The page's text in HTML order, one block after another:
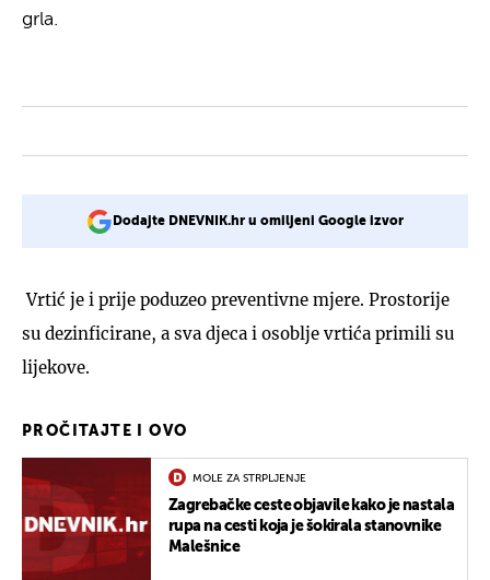
grla.
Dodajte DNEVNIK.hr u omiljeni Google izvor
Vrtić je i prije poduzeo preventivne mjere. Prostorije
su dezinficirane, a sva djeca i osoblje vrtića primili su
lijekove.
PROČITAJTE I OVO
MOLE ZA STRPLJENJE
Zagrebačke ceste objavile kako je nastala
rupa na cesti koja je šokirala stanovnike
Malešnice